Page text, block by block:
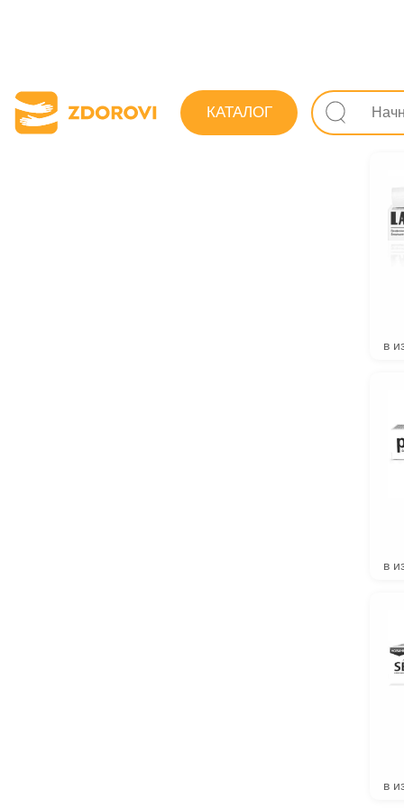
КАТАЛОГ
Поиск
Зубные
в
в
в